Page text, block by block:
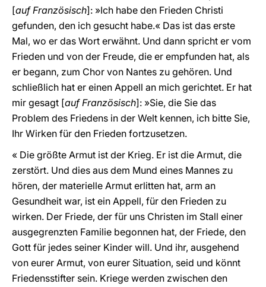
[auf Französisch]: »Ich habe den Frieden Christi
gefunden, den ich gesucht habe.« Das ist das erste
Mal, wo er das Wort erwähnt. Und dann spricht er vom
Frieden und von der Freude, die er empfunden hat, als
er begann, zum Chor von Nantes zu gehören. Und
schließlich hat er einen Appell an mich gerichtet. Er hat
mir gesagt [auf Französisch]: »Sie, die Sie das
Problem des Friedens in der Welt kennen, ich bitte Sie,
Ihr Wirken für den Frieden fortzusetzen.
« Die größte Armut ist der Krieg. Er ist die Armut, die
zerstört. Und dies aus dem Mund eines Mannes zu
hören, der materielle Armut erlitten hat, arm an
Gesundheit war, ist ein Appell, für den Frieden zu
wirken. Der Friede, der für uns Christen im Stall einer
ausgegrenzten Familie begonnen hat, der Friede, den
Gott für jedes seiner Kinder will. Und ihr, ausgehend
von eurer Armut, von eurer Situation, seid und könnt
Friedensstifter sein. Kriege werden zwischen den